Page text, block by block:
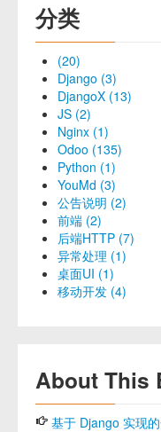
分类
(20)
Django (3)
DjangoX (13)
JS (2)
Nginx (1)
Odoo (135)
Python (1)
YouMd (3)
公告说明 (2)
前端 (2)
后端HTTP (7)
异常处理 (1)
桌面UI (1)
移动开发 (4)
About This
基于 Django 实现